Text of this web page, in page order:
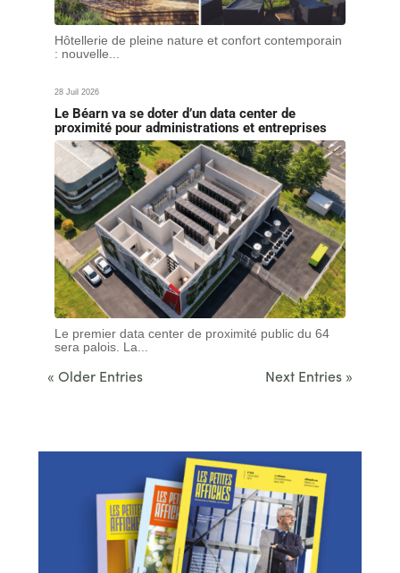
Hôtellerie de pleine nature et confort contemporain
: nouvelle...
28 Juil 2026
Le Béarn va se doter d’un data center de
proximité pour administrations et entreprises
Le premier data center de proximité public du 64
sera palois. La...
« Older Entries Next Entries »